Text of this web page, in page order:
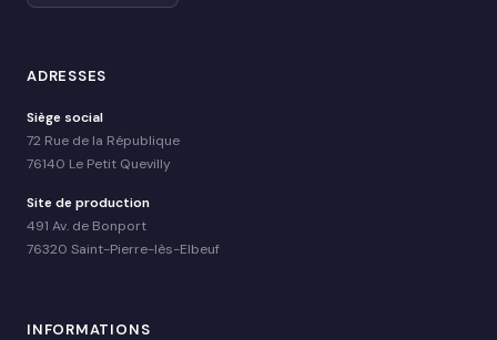
ADRESSES
Siège social
72 Rue de la République
76140 Le Petit Quevilly
Site de production
491 Av. de Bonport
76320 Saint-Pierre-lès-Elbeuf
INFORMATIONS